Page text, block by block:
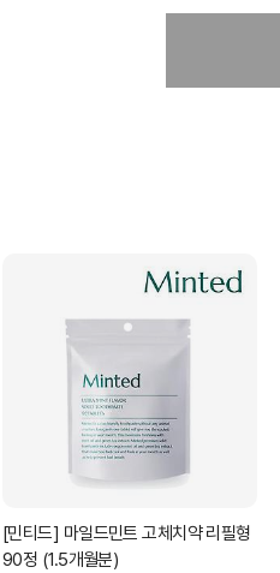
[민티드] 마일드민트 고체치약 리필형
90정 (1.5개월분)